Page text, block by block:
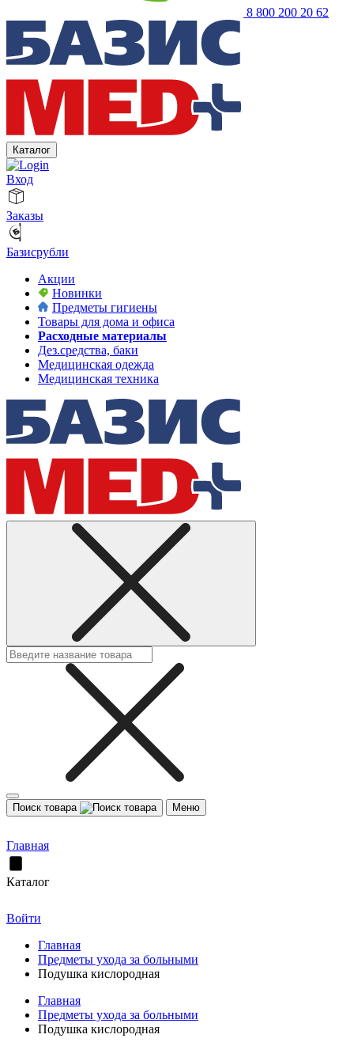
8 800 200 20 62
Каталог
Вход
Заказы
Базисрубли
Акции
Новинки
Предметы гигиены
Товары для дома и офиса
Расходные материалы
Дез.средства, баки
Медицинская одежда
Медицинская техника
Поиск товара Меню
Главная
Каталог
Войти
Главная
Предметы ухода за больными
Подушка кислородная
Главная
Предметы ухода за больными
Подушка кислородная